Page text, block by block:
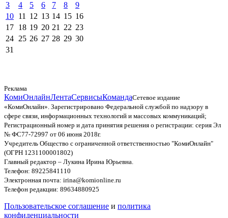
3
4 5 6 7 8
9
10 11 12 13 14 15 16
17 18 19 20 21 22 23
24 25 26 27 28 29 30
31
Реклама
КомиОнлайнЛентаСервисыКомандаСетевое издание
«КомиОнлайн». Зарегистрировано Федеральной службой по надзору в
сфере связи, информационных технологий и массовых коммуникаций;
Регистрационный номер и дата принятия решения о регистрации: серия Эл
№ ФС77-72997 от 06 июня 2018г.
Учредитель Общество с ограниченной ответственностью "КомиОнлайн"
(ОГРН 1231100001802)
Главный редактор – Лукина Ирина Юрьевна.
Телефон: 89225841110
Электронная почта: irina@komionline.ru
Телефон редакции: 89634880925
Пользовательское соглашение и политика
конфиденциальности